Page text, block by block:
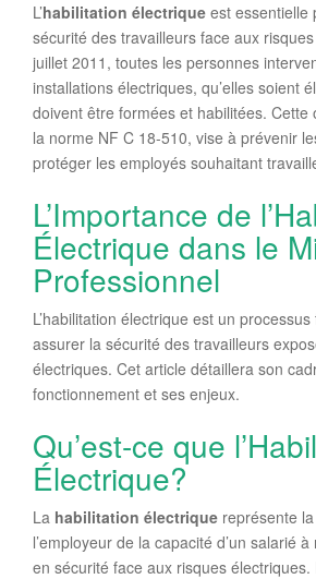
L’habilitation électrique est essentielle
sécurité des travailleurs face aux
juillet 2011, toutes les personnes
installations électriques, qu’elles soient
doivent être formées et habilitées. Cette
la norme NF C 18-510, vise à prévenir
protéger les employés souhaitant
L’Importance de
Électrique dans le
Professionnel
L’habilitation électrique est un
assurer la sécurité des travailleurs
électriques. Cet article détaillera son
fonctionnement et ses enjeux.
Qu’est-ce que
Électrique?
La habilitation électrique représente
l’employeur de la capacité d’un salarié
en sécurité face aux risques électriques.